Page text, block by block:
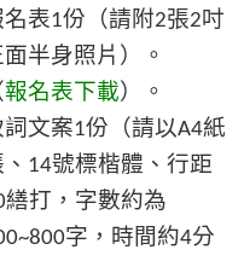
名表1份（請附2張2吋
面半身照片）。
報名表下載）。
詞文案1份（請以A4紙
14號標楷體、行距
繕打，字數約為
字，時間約4分